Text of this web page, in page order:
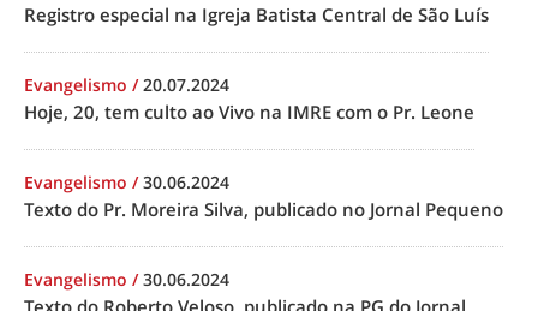
Registro especial na Igreja Batista Central de São Luís
Evangelismo /20.07.2024
Hoje, 20, tem culto ao Vivo na IMRE com o Pr. Leone
Evangelismo /30.06.2024
Texto do Pr. Moreira Silva, publicado no Jornal Pequeno
Evangelismo /30.06.2024
Texto do Roberto Veloso, publicado na PG do Jornal